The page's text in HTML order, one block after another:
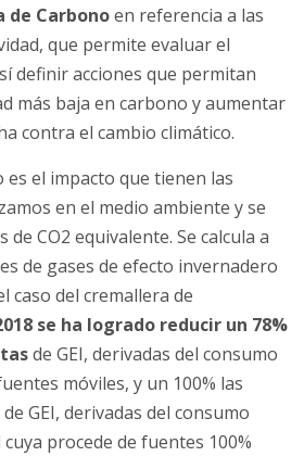
de Carbonoen referencia a las
que permite evaluar el
definir acciones que permitan
más baja en carbono y aumentar
contra el cambio climático.
es el impacto que tienen las
en el medio ambiente y se
CO2 equivalente. Se calcula a
de gases de efecto invernadero
caso del cremallera de
se ha logrado reducir un 78%
de GEI, derivadas del consumo
móviles, y un 100% las
GEI, derivadas del consumo
procede de fuentes 100%